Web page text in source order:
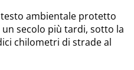
ambientale protetto
secolo più tardi, sotto la
chilometri di strade al